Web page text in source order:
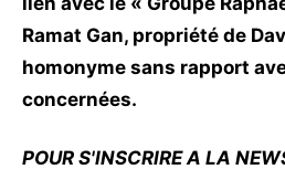
Ramat Gan, propriété de
homonyme sans rapport
concernées.
POUR S'INSCRIRE A LA